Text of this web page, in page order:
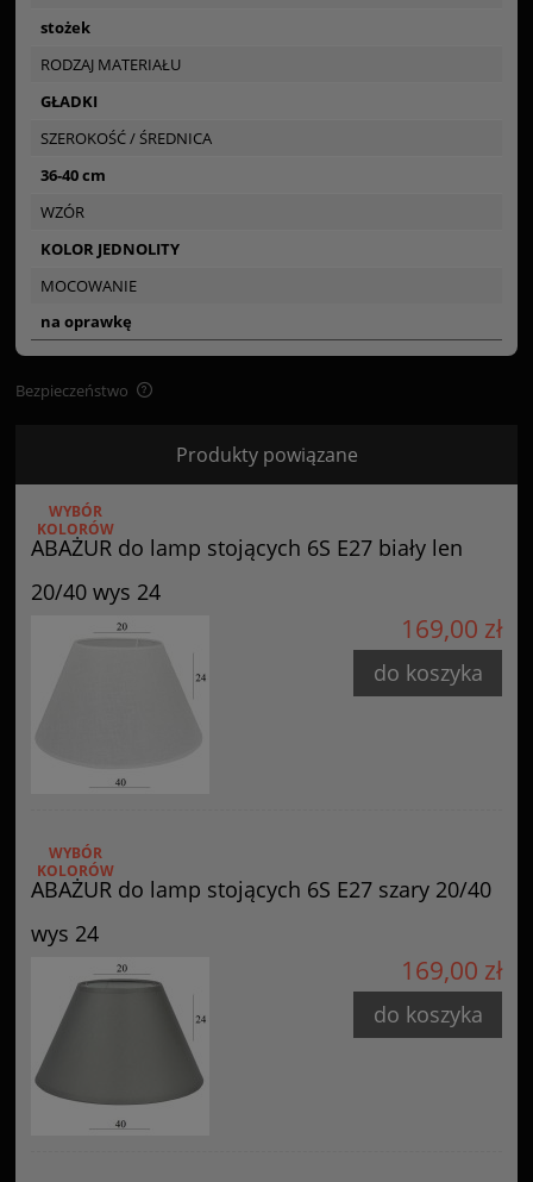
stożek
RODZAJ MATERIAŁU
GŁADKI
SZEROKOŚĆ / ŚREDNICA
36-40 cm
WZÓR
KOLOR JEDNOLITY
MOCOWANIE
na oprawkę
Bezpieczeństwo
Certyfikaty i ostrzeżenie bezpieczeństwa
Posiada oznaczenie CE (zgodność z normami UE).
Starzyńskiego 6
42-224 Częstochowa, Polska
info@goldsun-lampy.pl
Produkty powiązane
ABAŻUR do lamp stojących 6S E27 biały len
20/40 wys 24
WYBÓR
KOLORÓW
169,00 zł
do koszyka
ABAŻUR do lamp stojących 6S E27 szary 20/40
wys 24
WYBÓR
KOLORÓW
169,00 zł
do koszyka